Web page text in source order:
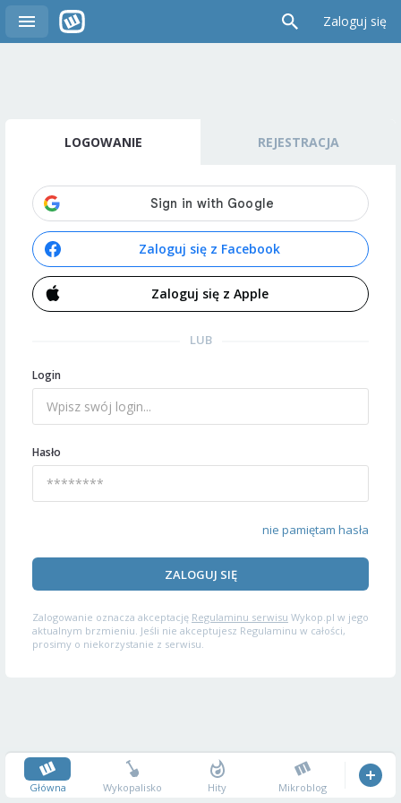
Zaloguj się
LOGOWANIE REJESTRACJA
Zaloguj się z Facebook
Zaloguj się z Apple
LUB
Login
Hasło
nie pamiętam hasła
ZALOGUJ SIĘ
Zalogowanie oznacza akceptację Regulaminu serwisu Wykop.pl w jego
aktualnym brzmieniu. Jeśli nie akceptujesz Regulaminu w całości,
prosimy o niekorzystanie z serwisu.
Główna Wykopalisko Hity Mikroblog